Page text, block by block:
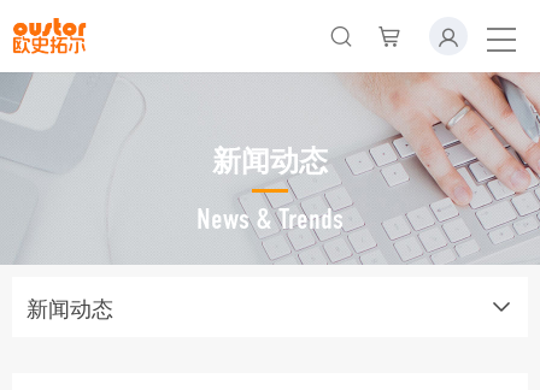
新闻动态
News & Trends
新闻动态